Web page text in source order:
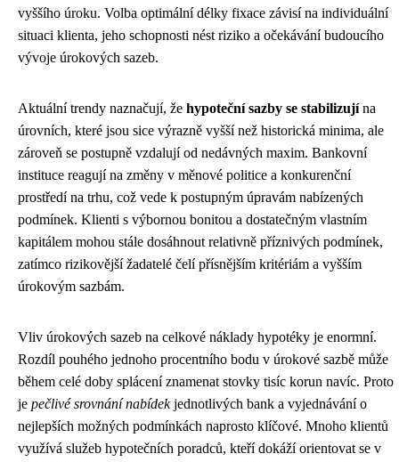
vyššího úroku. Volba optimální délky fixace závisí na individuální
situaci klienta, jeho schopnosti nést riziko a očekávání budoucího
vývoje úrokových sazeb.
Aktuální trendy naznačují, že hypoteční sazby se stabilizujína
úrovních, které jsou sice výrazně vyšší než historická minima, ale
zároveň se postupně vzdalují od nedávných maxim. Bankovní
instituce reagují na změny v měnové politice a konkurenční
prostředí na trhu, což vede k postupným úpravám nabízených
podmínek. Klienti s výbornou bonitou a dostatečným vlastním
kapitálem mohou stále dosáhnout relativně příznivých podmínek,
zatímco rizikovější žadatelé čelí přísnějším kritériám a vyšším
úrokovým sazbám.
Vliv úrokových sazeb na celkové náklady hypotéky je enormní.
Rozdíl pouhého jednoho procentního bodu v úrokové sazbě může
během celé doby splácení znamenat stovky tisíc korun navíc. Proto
je pečlivé srovnání nabídekjednotlivých bank a vyjednávání o
nejlepších možných podmínkách naprosto klíčové. Mnoho klientů
využívá služeb hypotečních poradců, kteří dokáží orientovat se v